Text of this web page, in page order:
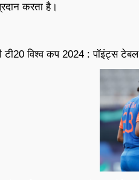
करता है।
टी20 विश्व कप 2024 : पॉइंट्स टेबल